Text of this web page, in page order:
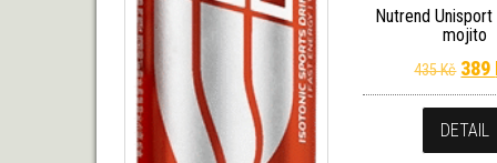
Nutrend
mojito
435Kč 389
DETAIL